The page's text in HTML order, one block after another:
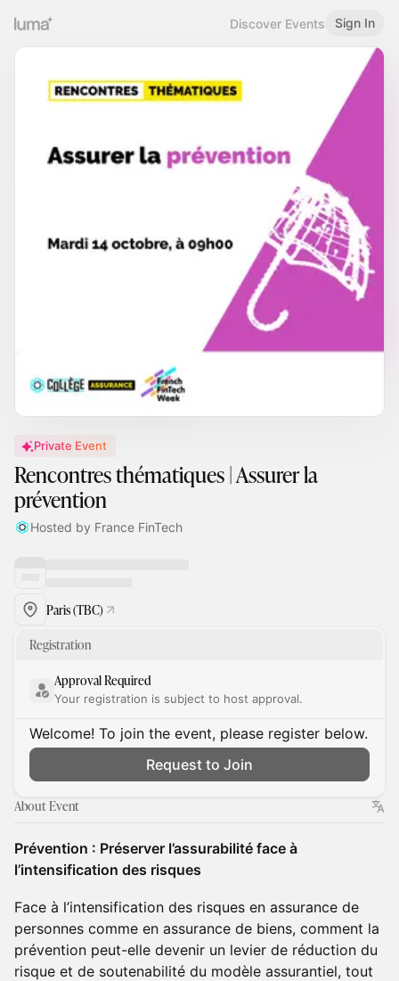
Discover Events Sign In
Private Event
Rencontres thématiques | Assurer la
prévention
Hosted by France FinTech
Paris (TBC)
Registration
Approval Required
Your registration is subject to host approval.
Welcome! To join the event, please register below.
Request to Join
About Event
Prévention : Préserver l’assurabilité face à
l’intensification des risques
Face à l’intensification des risques en assurance de
personnes comme en assurance de biens, comment la
prévention peut-elle devenir un levier de réduction du
risque et de soutenabilité du modèle assurantiel, tout